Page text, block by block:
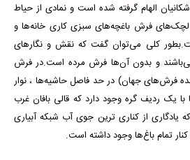
الهام گرفته شده است و نمادی از حیاط
فرش باغچه‌های سبزی کاری خانه‌ها و
کلی می‌توان گفت که نقش و نگارهای
و بدون آن‌ها فرش مرده است.در فرش
فرش‌های جهان) در حد فاصل حاشیه‌ها ، نوار
با یک ردیف گره وجود دارد که قالی بافان غرب
یادگاری از کناری ترین جوی آب شبکه‌ آبیاری
تمام باغ‌ها وجود داشته است.